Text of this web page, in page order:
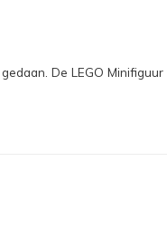
De LEGO